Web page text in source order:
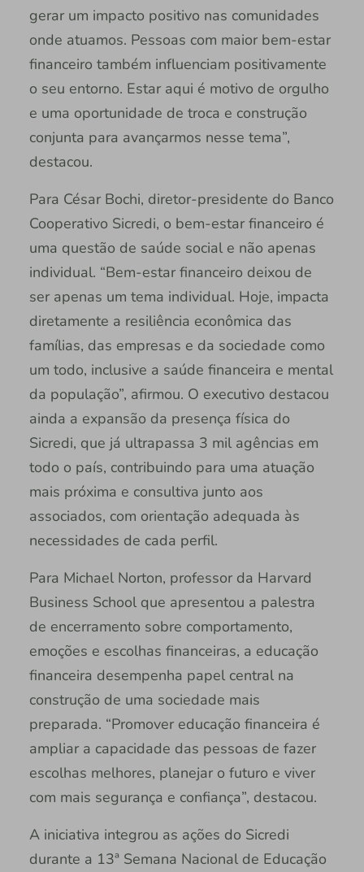
gerar um impacto positivo nas comunidades
onde atuamos. Pessoas com maior bem-estar
financeiro também influenciam positivamente
o seu entorno. Estar aqui é motivo de orgulho
e uma oportunidade de troca e construção
conjunta para avançarmos nesse tema”,
destacou.
Para César Bochi, diretor-presidente do Banco
Cooperativo Sicredi, o bem-estar financeiro é
uma questão de saúde social e não apenas
individual. “Bem-estar financeiro deixou de
ser apenas um tema individual. Hoje, impacta
diretamente a resiliência econômica das
famílias, das empresas e da sociedade como
um todo, inclusive a saúde financeira e mental
da população”, afirmou. O executivo destacou
ainda a expansão da presença física do
Sicredi, que já ultrapassa 3 mil agências em
todo o país, contribuindo para uma atuação
mais próxima e consultiva junto aos
associados, com orientação adequada às
necessidades de cada perfil.
Para Michael Norton, professor da Harvard
Business School que apresentou a palestra
de encerramento sobre comportamento,
emoções e escolhas financeiras, a educação
financeira desempenha papel central na
construção de uma sociedade mais
preparada. “Promover educação financeira é
ampliar a capacidade das pessoas de fazer
escolhas melhores, planejar o futuro e viver
com mais segurança e confiança”, destacou.
A iniciativa integrou as ações do Sicredi
durante a 13ª Semana Nacional de Educação